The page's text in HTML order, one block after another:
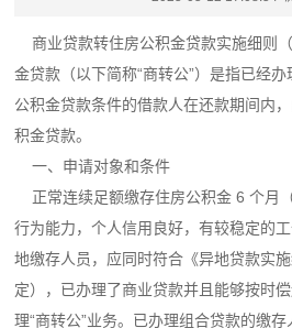
商业贷款转住房公积金贷款实施细则
金贷款（以下简称“商转公”）是指已经
公积金贷款条件的借款人在还款期间内
积金贷款。
一、申请对象和条件
正常连续足额缴存住房公积金 6 个月
行为能力，个人信用良好，有较稳定的
地缴存人员，应同时符合《异地贷款实
定），已办理了商业贷款并且能够按时
理“商转公”业务。已办理组合贷款的缴存